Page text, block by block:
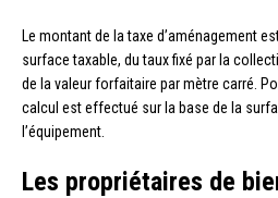
Le montant de la taxe d’aménagement
surface taxable, du taux fixé par la
de la valeur forfaitaire par mètre carré.
calcul est effectué sur la base de la
l’équipement.
Les propriétaires de